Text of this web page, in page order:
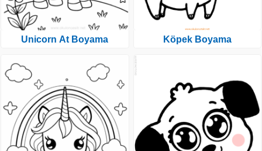
Unicorn At Boyama Köpek Boyama